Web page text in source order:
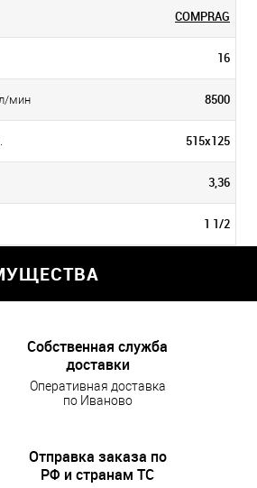
COMPRAG
16
мин 8500
515х125
3,36
1 1/2
Собственная служба
доставки
Оперативная доставка
по Иваново
Отправка заказа по
РФ и странам ТС